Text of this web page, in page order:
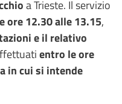
a Trieste. Il servizio
ore 12.30 alle 13.15,
e il relativo
entro le ore
in cui si intende